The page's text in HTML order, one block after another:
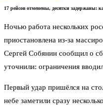
17 рейсов отменены, десятки задержаны:
Ночью работа нескольких
приостановлена из-за
Сергей Собянин сообщил о
уточнили: ограничения
Первый удар пришёлся на
небе заметили сразу